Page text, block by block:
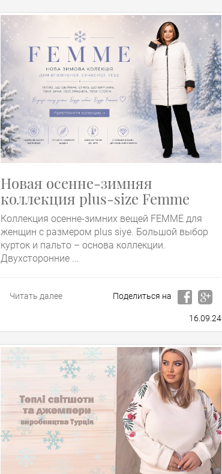
Новая осенне-зимняя
коллекция plus-size Femme
Коллекция осенне-зимних вещей FEMME для
женщин с размером plus siye. Большой выбор
курток и пальто – основа коллекции.
Двухсторонние ...
Читать далее Поделиться на
16.09.24